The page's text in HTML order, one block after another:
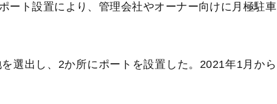
ート設置により、管理会社やオーナー向けに月極駐車
選出し、2か所にポートを設置した。2021年1月から